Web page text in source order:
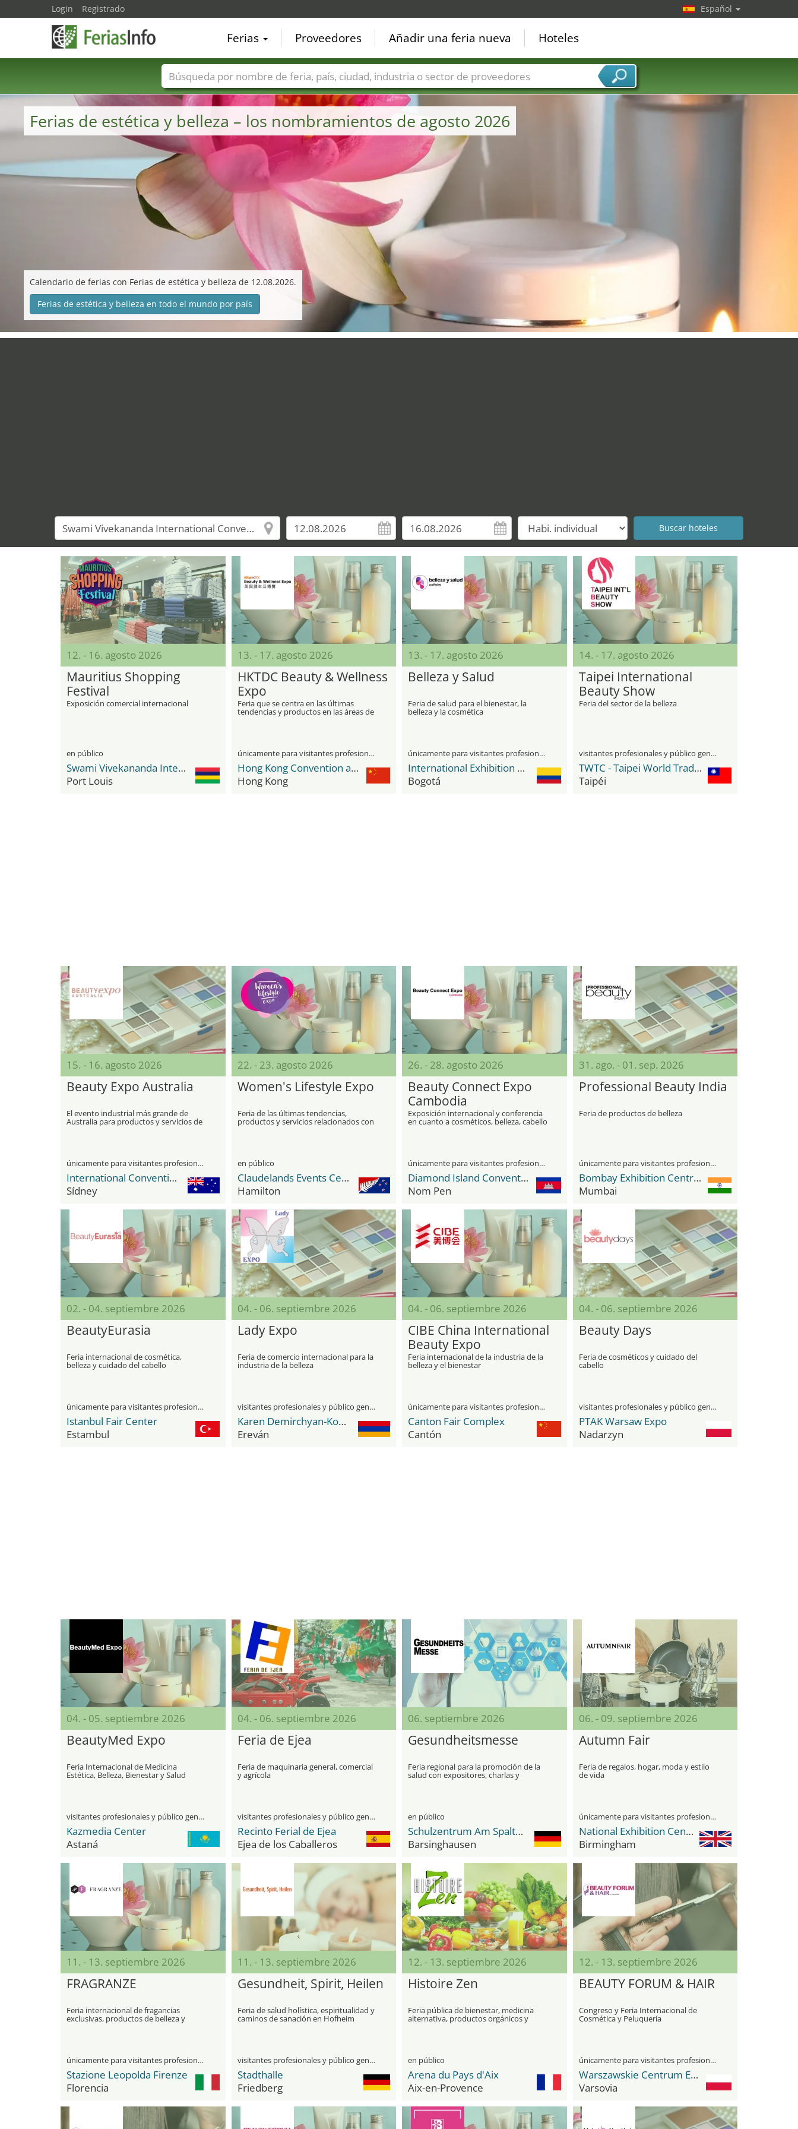
Ferias de estética y belleza – los nombramientos de agosto 2026
Calendario de ferias con Ferias de estética y belleza de 12.08.2026.
Ferias de estética y belleza en todo el mundo por país
12. - 16. agosto 2026
Mauritius Shopping
Festival
Exposición comercial internacional
en público
Swami Vivekananda International Convention Centre (SVICC)
Port Louis
13. - 17. agosto 2026
HKTDC Beauty & Wellness
Expo
Feria que se centra en las últimas
tendencias y productos en las áreas de
cosmética, cuidado de la piel, fitness y
únicamente para visitantes profesionales
Hong Kong Convention and Exhibition Centre
Hong Kong
13. - 17. agosto 2026
Belleza y Salud
Feria de salud para el bienestar, la
belleza y la cosmética
únicamente para visitantes profesionales
International Exhibition Center Corferias
Bogotá
14. - 17. agosto 2026
Taipei International
Beauty Show
Feria del sector de la belleza
visitantes profesionales y público general
TWTC - Taipei World Trade Center
Taipéi
15. - 16. agosto 2026
Beauty Expo Australia
El evento industrial más grande de
Australia para productos y servicios de
belleza profesionales
únicamente para visitantes profesionales
International Convention Centre ICC
Sídney
22. - 23. agosto 2026
Women's Lifestyle Expo
Feria de las últimas tendencias,
productos y servicios relacionados con
la vida de la mujer moderna
en público
Claudelands Events Centre
Hamilton
26. - 28. agosto 2026
Beauty Connect Expo
Cambodia
Exposición internacional y conferencia
en cuanto a cosméticos, belleza, cabello
únicamente para visitantes profesionales
Diamond Island Convention and Exhibition Center
Nom Pen
31. ago. - 01. sep. 2026
Professional Beauty India
Feria de productos de belleza
únicamente para visitantes profesionales
Bombay Exhibition Centre (BEC) NESCO
Mumbai
02. - 04. septiembre 2026
BeautyEurasia
Feria internacional de cosmética,
belleza y cuidado del cabello
únicamente para visitantes profesionales
Istanbul Fair Center
Estambul
04. - 06. septiembre 2026
Lady Expo
Feria de comercio internacional para la
industria de la belleza
visitantes profesionales y público general
Karen Demirchyan-Komplex
Ereván
04. - 06. septiembre 2026
CIBE China International
Beauty Expo
Feria internacional de la industria de la
belleza y el bienestar
únicamente para visitantes profesionales
Canton Fair Complex
Cantón
04. - 06. septiembre 2026
Beauty Days
Feria de cosméticos y cuidado del
cabello
visitantes profesionales y público general
PTAK Warsaw Expo
Nadarzyn
04. - 05. septiembre 2026
BeautyMed Expo
Feria Internacional de Medicina
Estética, Belleza, Bienestar y Salud
visitantes profesionales y público general
Kazmedia Center
Astaná
04. - 06. septiembre 2026
Feria de Ejea
Feria de maquinaria general, comercial
y agrícola
visitantes profesionales y público general
Recinto Ferial de Ejea
Ejea de los Caballeros
06. septiembre 2026
Gesundheitsmesse
Feria regional para la promoción de la
salud con expositores, charlas y
actividades interactivas
en público
Schulzentrum Am Spalterhals
Barsinghausen
06. - 09. septiembre 2026
Autumn Fair
Feria de regalos, hogar, moda y estilo
de vida
únicamente para visitantes profesionales
National Exhibition Center (NEC)
Birmingham
11. - 13. septiembre 2026
FRAGRANZE
Feria internacional de fragancias
exclusivas, productos de belleza y
tendencias de la industria de la
únicamente para visitantes profesionales
Stazione Leopolda Firenze
Florencia
11. - 13. septiembre 2026
Gesundheit, Spirit, Heilen
Feria de salud holística, espiritualidad y
caminos de sanación en Hofheim
visitantes profesionales y público general
Stadthalle
Friedberg
12. - 13. septiembre 2026
Histoire Zen
Feria pública de bienestar, medicina
alternativa, productos orgánicos y
salud holística
en público
Arena du Pays d'Aix
Aix-en-Provence
12. - 13. septiembre 2026
BEAUTY FORUM & HAIR
Congreso y Feria Internacional de
Cosmética y Peluquería
únicamente para visitantes profesionales
Warszawskie Centrum EXPO XXI
Varsovia
Login Registrado Español
Ferias Proveedores Añadir una feria nueva Hoteles
Nombres de ferias Países Ciudades Sectores de ferias Sectores de proveedor de servicios